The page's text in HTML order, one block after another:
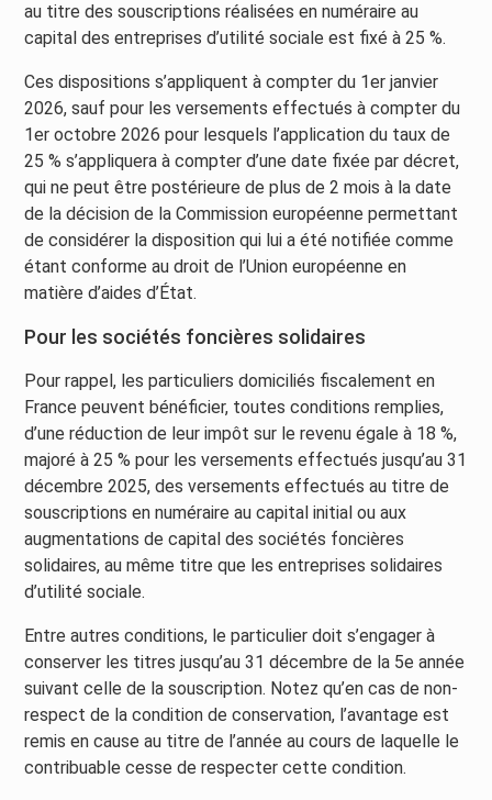
au titre des souscriptions réalisées en numéraire au
capital des entreprises d’utilité sociale est fixé à 25 %.
Ces dispositions s’appliquent à compter du 1er janvier
2026, sauf pour les versements effectués à compter du
1er octobre 2026 pour lesquels l’application du taux de
25 % s’appliquera à compter d’une date fixée par décret,
qui ne peut être postérieure de plus de 2 mois à la date
de la décision de la Commission européenne permettant
de considérer la disposition qui lui a été notifiée comme
étant conforme au droit de l’Union européenne en
matière d’aides d’État.
Pour les sociétés foncières solidaires
Pour rappel, les particuliers domiciliés fiscalement en
France peuvent bénéficier, toutes conditions remplies,
d’une réduction de leur impôt sur le revenu égale à 18 %,
majoré à 25 % pour les versements effectués jusqu’au 31
décembre 2025, des versements effectués au titre de
souscriptions en numéraire au capital initial ou aux
augmentations de capital des sociétés foncières
solidaires, au même titre que les entreprises solidaires
d’utilité sociale.
Entre autres conditions, le particulier doit s’engager à
conserver les titres jusqu’au 31 décembre de la 5e année
suivant celle de la souscription. Notez qu’en cas de non-
respect de la condition de conservation, l’avantage est
remis en cause au titre de l’année au cours de laquelle le
contribuable cesse de respecter cette condition.